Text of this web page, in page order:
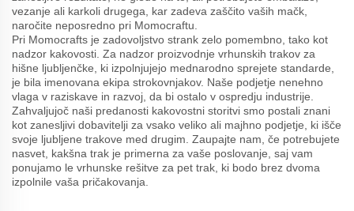
vezanje ali karkoli drugega, kar zadeva zaščito vaših mačk,
naročite neposredno pri Momocraftu.
Pri Momocrafts je zadovoljstvo strank zelo pomembno, tako kot
nadzor kakovosti. Za nadzor proizvodnje vrhunskih trakov za
hišne ljubljenčke, ki izpolnjujejo mednarodno sprejete standarde,
je bila imenovana ekipa strokovnjakov. Naše podjetje nenehno
vlaga v raziskave in razvoj, da bi ostalo v ospredju industrije.
Zahvaljujoč naši predanosti kakovostni storitvi smo postali znani
kot zanesljivi dobavitelji za vsako veliko ali majhno podjetje, ki išče
svoje ljubljene trakove med drugim. Zaupajte nam, če potrebujete
nasvet, kakšna trak je primerna za vaše poslovanje, saj vam
ponujamo le vrhunske rešitve za pet trak, ki bodo brez dvoma
izpolnile vaša pričakovanja.